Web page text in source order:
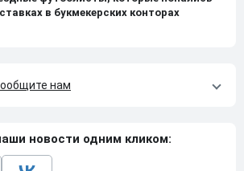
в букмекерских конторах
нам
новости одним кликом: